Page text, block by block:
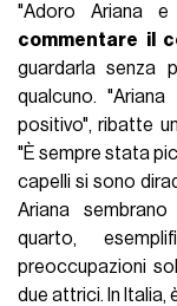
"Adoro Ariana
commentare il
guardarla senza
qualcuno.
positivo", ribatte
"È sempre stata
capelli si sono
Ariana
quarto,
preoccupazioni
due attrici. In